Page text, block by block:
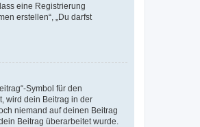
eine Registrierung
erstellen“, „Du darfst
Symbol für den
wird dein Beitrag in der
niemand auf deinen Beitrag
Beitrag überarbeitet wurde.